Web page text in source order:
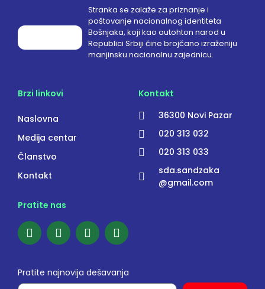
Stranka se zalaže za priznanje i
poštovanje nacionalnog identiteta
Bošnjaka, koji kao autohton narod u
Republici Srbiji čine brojčano izraženiju
manjinsku nacionalnu zajednicu.
Brzi linkovi
Naslovna
Medija centar
Članstvo
Kontakt
Kontakt
36300 Novi Pazar
020 313 032
020 313 033
sda.sandzaka
@gmail.com
Pratite nas
Pratite najnovija dešavanja